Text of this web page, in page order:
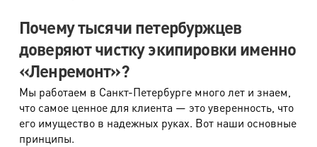
Наличие капюшона из плотных тканей,
утепленного
220 руб.
Пуховики
Наименование работ
Стоимость
Почему тысячи петербуржцев
доверяют чистку экипировки именно
«Ленремонт»?
Мы работаем в Санкт-Петербурге много лет и знаем,
что самое ценное для клиента — это уверенность, что
его имущество в надежных руках. Вот наши основные
принципы.